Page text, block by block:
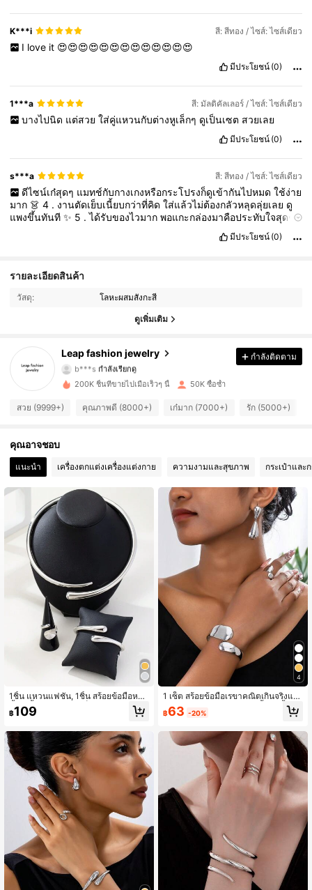
K***i สี: สีทอง / ไซส์: ไซส์เดียว
I love it 😍😍😍😍😍😍😍😍😍😍😍😍😍
มีประโยชน์ (0)
1***a สี: มัลติคัลเลอร์ / ไซส์: ไซส์เดียว
บางไปนิด แต่สวย ใส่คู่แหวนกับต่างหูเล็กๆ ดูเป็นเซต สวยเลย
มีประโยชน์ (0)
s***a สี: สีทอง / ไซส์: ไซส์เดียว
ดีไซน์เก๋สุดๆ แมทช์กับกางเกงหรือกระโปรงก็ดูเข้ากันไปหมด ใช้ง่าย
มาก 👗4 . งานตัดเย็บเนี้ยบกว่าที่คิดใส่แล้วไม่ต้องกลัวหลุดลุ่ยเลย ดู
แพงขึ้นทันที✨ 5 .ได้รับของไวมากพอแกะกล่องมาคือประทับใจสุดๆ
มีประโยชน์ (0)
รายละเอียดสินค้า
วัสดุ: โลหะผสมสังกะสี
ดูเพิ่มเติม
Leap fashion jewelry
4.93
8.4K ผู้ติดตาม
4.93 8.4K ผู้ติดตาม
4.93 8.4K ผู้ติดตาม
8.4K ผู้ติดตาม
8.4K ผู้ติดตาม
8.4K ผู้ติดตาม
4.93 8.4K ผู้ติดตาม
กำลังติดตาม
200K ชิ้นที่ขายไปเมื่อเร็วๆ นี้ 50K ซื้อซ้ำ
สวย (9999+) คุณภาพดี (8000+) เก๋มาก (7000+) รัก (5000+)
คุณอาจชอบ
แนะนำ เครื่องตกแต่งเครื่องแต่งกาย ความงามและสุขภาพ กระเป๋าและ
1ชิ้น แหวนแฟชั่น, 1ชิ้น สร้อยข้อมือหยด
น้ำ, 1ชิ้น สร้อยคอคอเล็บ, ชุดผสมโลหะ เ
หมาะสำหรับสวมใส่ประจำวันของผู้หญิ
฿109
4
1 เซ็ต สร้อยข้อมือเรขาคณิตเกินจริงแบ
บวินเทจ, แหวนเปิด, ต่างหู จี้หยดน้ำสำ
หรับผู้หญิง
฿63 -20%